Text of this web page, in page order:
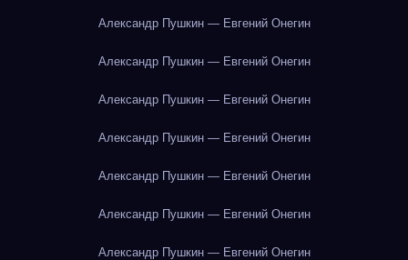
Александр Пушкин — Евгений Онегин
Александр Пушкин — Евгений Онегин
Александр Пушкин — Евгений Онегин
Александр Пушкин — Евгений Онегин
Александр Пушкин — Евгений Онегин
Александр Пушкин — Евгений Онегин
Александр Пушкин — Евгений Онегин